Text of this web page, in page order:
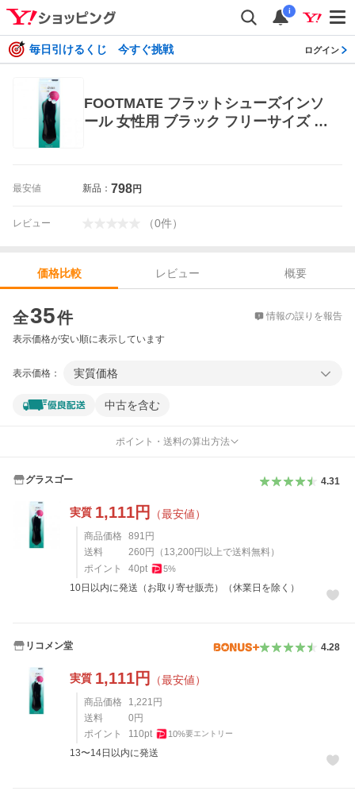
i
毎日引けるくじ 今すぐ挑戦 ログイン
FOOTMATE フラットシューズインソ
ール 女性用 ブラック フリーサイズ (2
最安値 新品： 798円
レビュー （0件）
価格比較 レビュー
概要
全35件 情報の誤りを報告
表示価格が安い順に表示しています
表示価格： 実質価格
中古を含む
ポイント・送料の算出方法
グラスゴー 4.31
実質 1,111円 （最安値）
商品価格 891 円
送料
260 円 （ 13,200 円以上で送料無料）
ポイント
40pt 5%
10日以内に発送（お取り寄せ販売）（休業日を除く）
リコメン堂 4.28
実質 1,111円 （最安値）
商品価格 1,221 円
送料
0 円
ポイント
110pt 10%要エントリー
13〜14日以内に発送